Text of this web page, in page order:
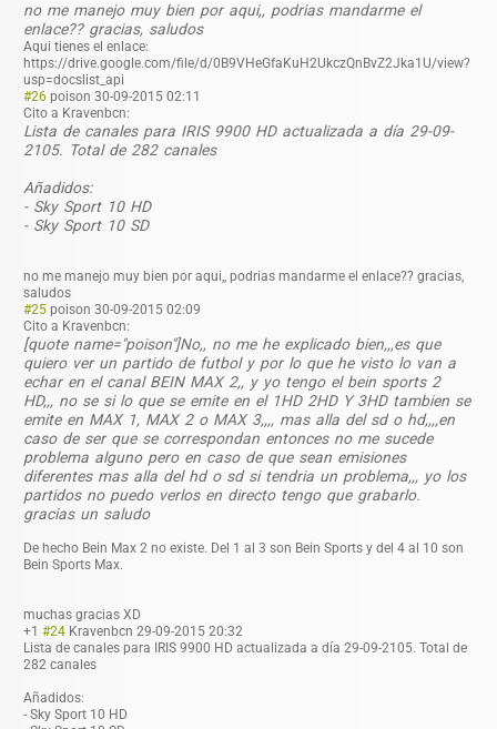
no me manejo muy bien por aqui,, podrias mandarme el
enlace?? gracias, saludos
Aqui tienes el enlace:
https://drive.google.com/file/d/0B9VHeGfaKuH2UkczQnBvZ2Jka1U/view?
usp=docslist_api
#26 poison 30-09-2015 02:11
Cito a Kravenbcn:
Lista de canales para IRIS 9900 HD actualizada a día 29-09-
2105. Total de 282 canales
Añadidos:
- Sky Sport 10 HD
- Sky Sport 10 SD
no me manejo muy bien por aqui,, podrias mandarme el enlace?? gracias,
saludos
#25 poison 30-09-2015 02:09
Cito a Kravenbcn:
[quote name="poison"]No,, no me he explicado bien,,,es que
quiero ver un partido de futbol y por lo que he visto lo van a
echar en el canal BEIN MAX 2,, y yo tengo el bein sports 2
HD,,, no se si lo que se emite en el 1HD 2HD Y 3HD tambien se
emite en MAX 1, MAX 2 o MAX 3,,,, mas alla del sd o hd,,,,en
caso de ser que se correspondan entonces no me sucede
problema alguno pero en caso de que sean emisiones
diferentes mas alla del hd o sd si tendria un problema,,, yo los
partidos no puedo verlos en directo tengo que grabarlo.
gracias un saludo
De hecho Bein Max 2 no existe. Del 1 al 3 son Bein Sports y del 4 al 10 son
Bein Sports Max.
muchas gracias XD
+1 #24 Kravenbcn 29-09-2015 20:32
Lista de canales para IRIS 9900 HD actualizada a día 29-09-2105. Total de
282 canales
Añadidos:
- Sky Sport 10 HD